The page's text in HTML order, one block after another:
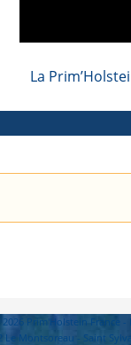
La
2026 Prim'Holstein France -
Le Montsoreau - Saint